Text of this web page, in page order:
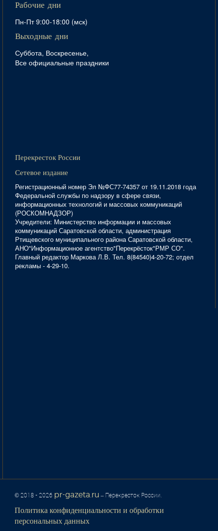
Рабочие дни
Пн-Пт 9:00-18:00 (мск)
Выходные дни
Суббота, Воскресенье,
Все официальные праздники
Перекресток России
Сетевое издание
Регистрационный номер Эл №ФС77-74357 от 19.11.2018 года
Федеральной службы по надзору в сфере связи,
информационных технологий и массовых коммуникаций
(РОСКОМНАДЗОР)
Учредители: Министерство информации и массовых
коммуникаций Саратовской области, администрация
Ртищевского муниципального района Саратовской области,
АНО"Информационное агентство"Перекрёсток"РМР СО".
Главный редактор Маркова Л.В. Тел. 8(84540)4-20-72; отдел
рекламы - 4-29-10.
© 2018 - 2026 pr-gazeta.ru – Перекресток России.
Политика конфиденциальности и обработки
персональных данных